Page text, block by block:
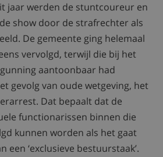
jaar werden de stuntcoureur en
show door de strafrechter als
De gemeente ging helemaal
vervolgd, terwijl die bij het
aantoonbaar had
gevolg van oude wetgeving, het
Dat bepaalt dat de
functionarissen binnen die
kunnen worden als het gaat
een ‘exclusieve bestuurstaak’.